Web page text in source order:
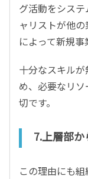
グ活動をシス
ャリストが他
によって新規事
十分なスキル
め、必要なリ
切です。
7.上層部
この理由にも